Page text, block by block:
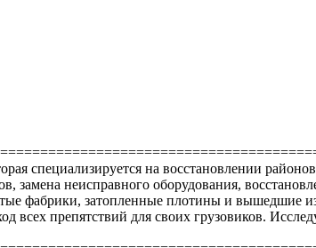
специализируется на восстановлении
замена неисправного оборудования,
фабрики, затопленные плотины и вышедшие
всех препятствий для своих грузовиков.